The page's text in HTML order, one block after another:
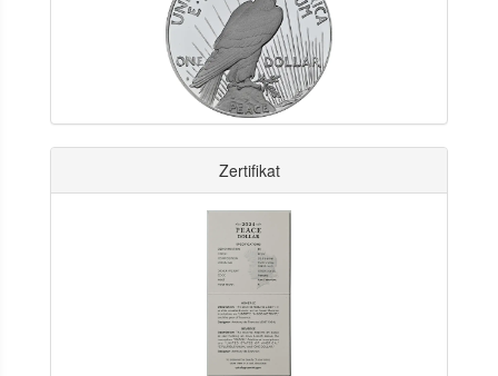
Zertifikat